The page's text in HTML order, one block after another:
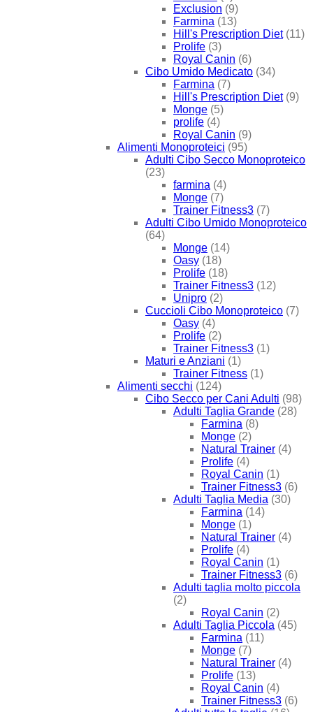
Exclusion (9)
Farmina (13)
Hill's Prescription Diet (11)
Prolife (3)
Royal Canin (6)
Cibo Umido Medicato (34)
Farmina (7)
Hill's Prescription Diet (9)
Monge (5)
prolife (4)
Royal Canin (9)
Alimenti Monoproteici (95)
Adulti Cibo Secco Monoproteico
(23)
farmina (4)
Monge (7)
Trainer Fitness3 (7)
Adulti Cibo Umido Monoproteico
(64)
Monge (14)
Oasy (18)
Prolife (18)
Trainer Fitness3 (12)
Unipro (2)
Cuccioli Cibo Monoproteico (7)
Oasy (4)
Prolife (2)
Trainer Fitness3 (1)
Maturi e Anziani (1)
Trainer Fitness (1)
Alimenti secchi (124)
Cibo Secco per Cani Adulti (98)
Adulti Taglia Grande (28)
Farmina (8)
Monge (2)
Natural Trainer (4)
Prolife (4)
Royal Canin (1)
Trainer Fitness3 (6)
Adulti Taglia Media (30)
Farmina (14)
Monge (1)
Natural Trainer (4)
Prolife (4)
Royal Canin (1)
Trainer Fitness3 (6)
Adulti taglia molto piccola
(2)
Royal Canin (2)
Adulti Taglia Piccola (45)
Farmina (11)
Monge (7)
Natural Trainer (4)
Prolife (13)
Royal Canin (4)
Trainer Fitness3 (6)